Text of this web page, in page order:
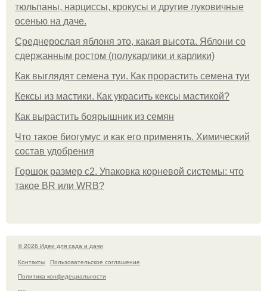
тюльпаны, нарциссы, крокусы и другие луковичные
осенью на даче.
Среднерослая яблоня это, какая высота. Яблони со
сдержанным ростом (полукарлики и карлики)
Как выглядят семена туи. Как прорастить семена туи
Кексы из мастики. Как украсить кексы мастикой?
Как вырастить боярышник из семян
Что такое биогумус и как его применять. Химический
состав удобрения
Горшок размер с2. Упаковка корневой системы: что
такое BR или WRB?
© 2026 Идеи для сада и дачи
Контакты
Пользовательское соглашение
Политика конфидециальности